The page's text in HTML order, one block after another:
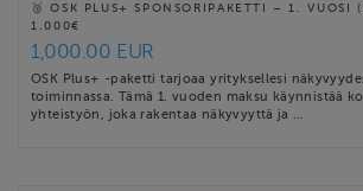
🥈 OSK PLUS+ SPONSORIPAKETTI – 1.
1.000€
1,000.00 EUR
OSK Plus+ -paketti tarjoaa yrityksellesi
toiminnassa. Tämä 1. vuoden maksu käynnistää
yhteistyön, joka rakentaa näkyvyyttä ja …